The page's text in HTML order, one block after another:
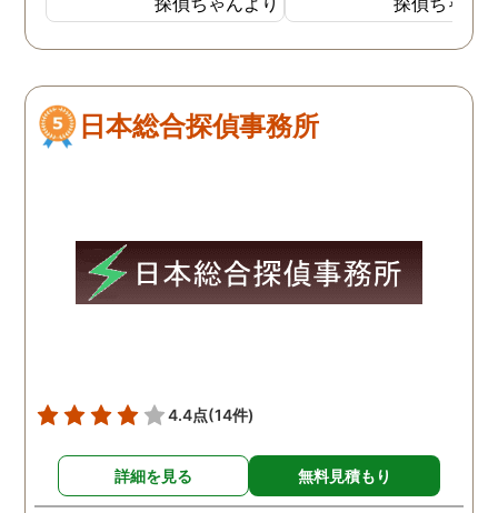
間365日にわたり電話で無
料相談を受け付けていたの
ダイヤルもあり、安心でき
ました。 成功報酬制だった
ているだけあって、良心的
な金額で調査をしてもらえ
たため感謝しています。
るのはいつものことでし
が、家出した時は。いつ
しく、自分も仕事をして
るので、その場にはいま
ので気にしてはいません
したが5日ほど帰ってこ
い状態が続いたので知り
日本総合探偵事務所
4.4点(14件)
詳細を見る 無料見積もり